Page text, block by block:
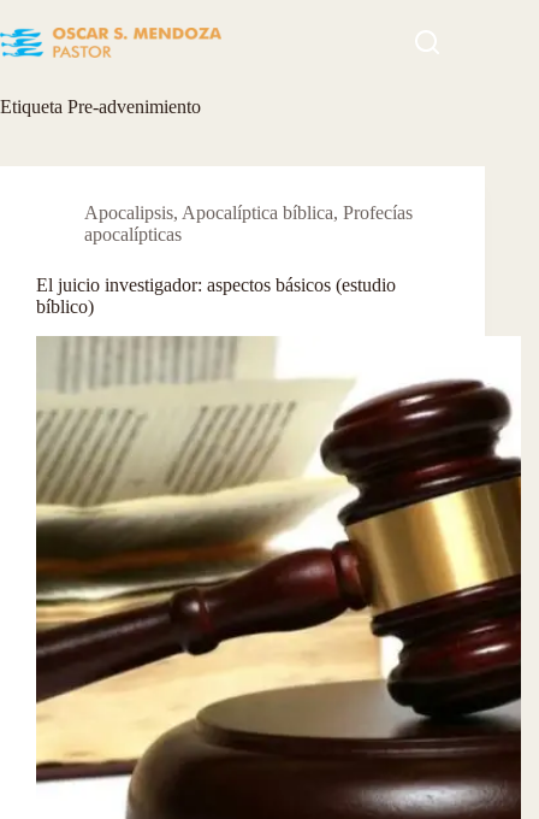
to
content
Etiqueta Pre-advenimiento
Apocalipsis, Apocalíptica bíblica, Profecías
apocalípticas
El juicio investigador: aspectos básicos (estudio
bíblico)